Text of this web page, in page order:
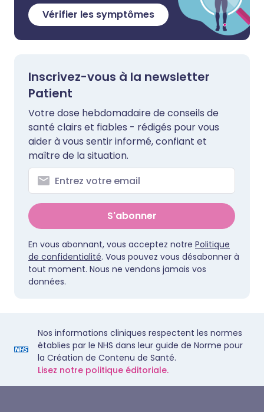
Vérifier les symptômes
Inscrivez-vous à la newsletter
Patient
Votre dose hebdomadaire de conseils de
santé clairs et fiables - rédigés pour vous
aider à vous sentir informé, confiant et
maître de la situation.
S'abonner
En vous abonnant, vous acceptez notre Politique
de confidentialité. Vous pouvez vous désabonner à
tout moment. Nous ne vendons jamais vos
données.
Nos informations cliniques respectent les normes
établies par le NHS dans leur guide de Norme pour
la Création de Contenu de Santé.
Lisez notre politique éditoriale.